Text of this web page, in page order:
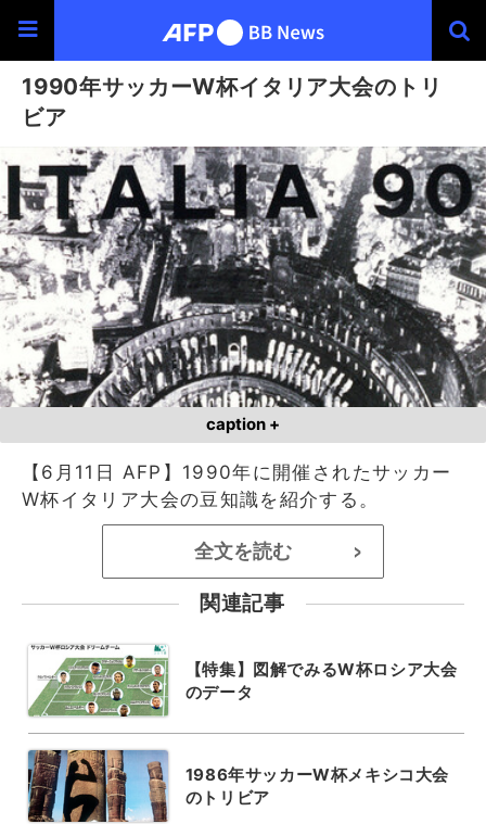
1990年サッカーW杯イタリア大会のトリ
ビア
caption +
【6月11日 AFP】1990年に開催されたサッカー
W杯イタリア大会の豆知識を紹介する。
全文を読む >
関連記事
【特集】図解でみるW杯ロシア大会
のデータ
1986年サッカーW杯メキシコ大会
のトリビア